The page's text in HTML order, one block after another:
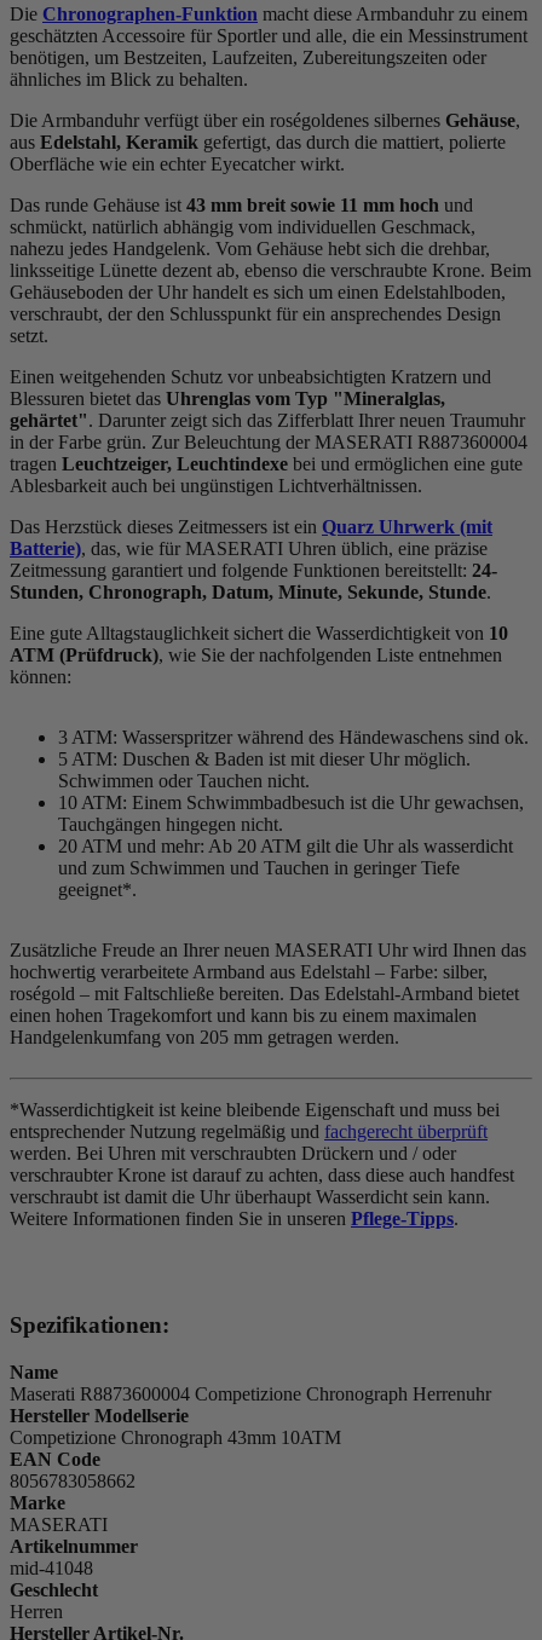
Die Chronographen-Funktion macht diese Armbanduhr zu einem
geschätzten Accessoire für Sportler und alle, die ein Messinstrument
benötigen, um Bestzeiten, Laufzeiten, Zubereitungszeiten oder
ähnliches im Blick zu behalten.
Die Armbanduhr verfügt über ein roségoldenes silbernes Gehäuse,
aus Edelstahl, Keramik gefertigt, das durch die mattiert, polierte
Oberfläche wie ein echter Eyecatcher wirkt.
Das runde Gehäuse ist 43 mm breit sowie 11 mm hoch und
schmückt, natürlich abhängig vom individuellen Geschmack,
nahezu jedes Handgelenk. Vom Gehäuse hebt sich die drehbar,
linksseitige Lünette dezent ab, ebenso die verschraubte Krone. Beim
Gehäuseboden der Uhr handelt es sich um einen Edelstahlboden,
verschraubt, der den Schlusspunkt für ein ansprechendes Design
setzt.
Einen weitgehenden Schutz vor unbeabsichtigten Kratzern und
Blessuren bietet das Uhrenglas vom Typ "Mineralglas,
gehärtet". Darunter zeigt sich das Zifferblatt Ihrer neuen Traumuhr
in der Farbe grün. Zur Beleuchtung der MASERATI R8873600004
tragen Leuchtzeiger, Leuchtindexe bei und ermöglichen eine gute
Ablesbarkeit auch bei ungünstigen Lichtverhältnissen.
Das Herzstück dieses Zeitmessers ist ein Quarz Uhrwerk (mit
Batterie), das, wie für MASERATI Uhren üblich, eine präzise
Zeitmessung garantiert und folgende Funktionen bereitstellt: 24-
Stunden, Chronograph, Datum, Minute, Sekunde, Stunde.
Eine gute Alltagstauglichkeit sichert die Wasserdichtigkeit von 10
ATM (Prüfdruck), wie Sie der nachfolgenden Liste entnehmen
können:
3 ATM: Wasserspritzer während des Händewaschens sind ok.
5 ATM: Duschen & Baden ist mit dieser Uhr möglich.
Schwimmen oder Tauchen nicht.
10 ATM: Einem Schwimmbadbesuch ist die Uhr gewachsen,
Tauchgängen hingegen nicht.
20 ATM und mehr: Ab 20 ATM gilt die Uhr als wasserdicht
und zum Schwimmen und Tauchen in geringer Tiefe
geeignet*.
Zusätzliche Freude an Ihrer neuen MASERATI Uhr wird Ihnen das
hochwertig verarbeitete Armband aus Edelstahl – Farbe: silber,
roségold – mit Faltschließe bereiten. Das Edelstahl-Armband bietet
einen hohen Tragekomfort und kann bis zu einem maximalen
Handgelenkumfang von 205 mm getragen werden.
*Wasserdichtigkeit ist keine bleibende Eigenschaft und muss bei
entsprechender Nutzung regelmäßig und fachgerecht überprüft
werden. Bei Uhren mit verschraubten Drückern und / oder
verschraubter Krone ist darauf zu achten, dass diese auch handfest
verschraubt ist damit die Uhr überhaupt Wasserdicht sein kann.
Weitere Informationen finden Sie in unseren Pflege-Tipps.
Spezifikationen:
Name
Maserati R8873600004 Competizione Chronograph Herrenuhr
Hersteller Modellserie
Competizione Chronograph 43mm 10ATM
EAN Code
8056783058662
Marke
MASERATI
Artikelnummer
mid-41048
Geschlecht
Herren
Hersteller Artikel-Nr.